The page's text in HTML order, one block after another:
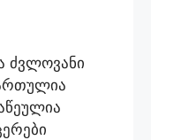
ძვლოვანი